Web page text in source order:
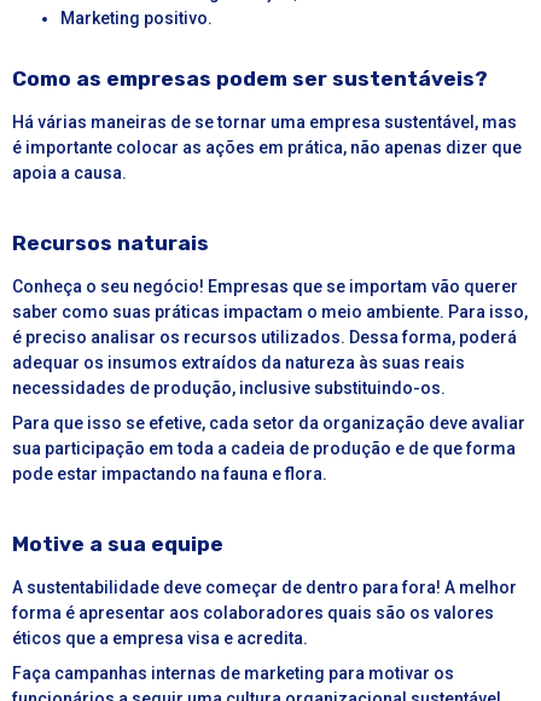
Marketing positivo.
Como as empresas podem ser sustentáveis?
Há várias maneiras de se tornar uma empresa sustentável , mas
é importante colocar as ações em prática, não apenas dizer que
apoia a causa.
Recursos naturais
Conheça o seu negócio! Empresas que se importam vão querer
saber como suas práticas impactam o meio ambiente. Para isso,
é preciso analisar os recursos utilizados. Dessa forma, poderá
adequar os insumos extraídos da natureza às suas reais
necessidades de produção, inclusive substituindo-os.
Para que isso se efetive, cada setor da organização deve avaliar
sua participação em toda a cadeia de produção e de que forma
pode estar impactando na fauna e flora.
Motive a sua equipe
A sustentabilidade deve começar de dentro para fora! A melhor
forma é apresentar aos colaboradores quais são os valores
éticos que a empresa visa e acredita.
Faça campanhas internas de marketing para motivar os